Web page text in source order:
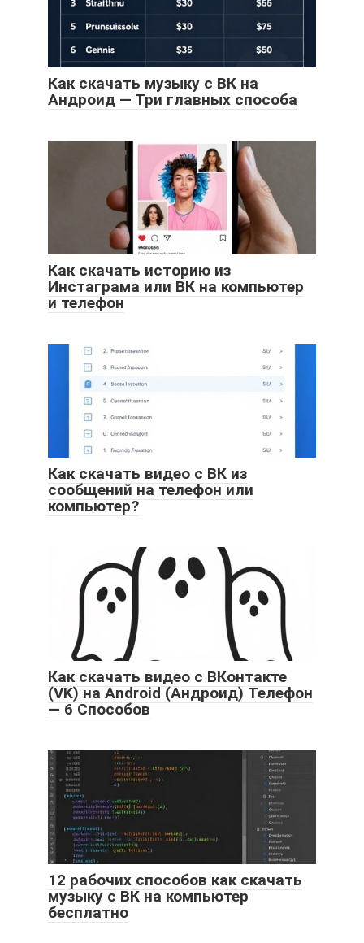
Как скачать музыку с ВК на
Андроид — Три главных способа
Как скачать историю из
Инстаграма или ВК на компьютер
и телефон
Как скачать видео с ВК из
сообщений на телефон или
компьютер?
Как скачать видео с ВКонтакте
(VK) на Android (Андроид) Телефон
— 6 Способов
12 рабочих способов как скачать
музыку с ВК на компьютер
бесплатно